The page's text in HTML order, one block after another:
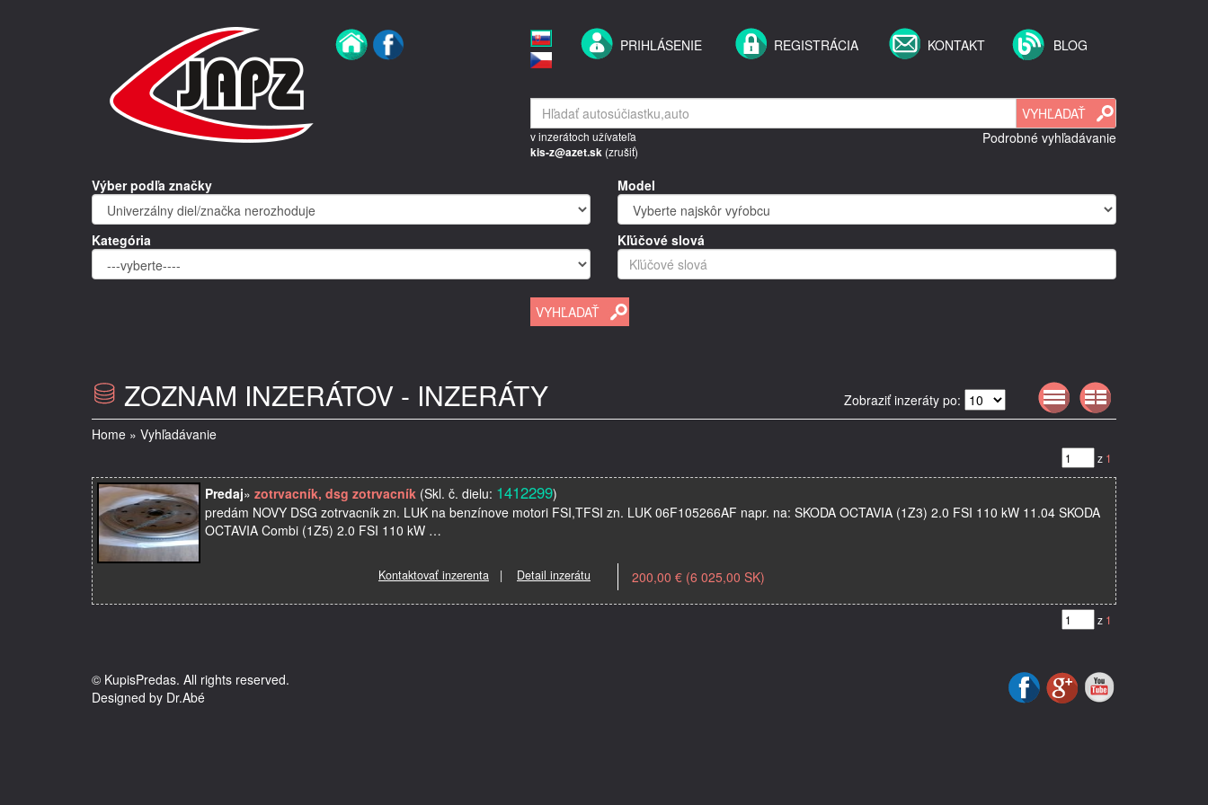
PRIHLÁSENIE REGISTRÁCIA KONTAKT BLOG
v inzerátoch užívateľa
kis-z@azet.sk (zrušiť)
Podrobné vyhľadávanie
Výber podľa značky
Kategória
Model
Kľúčové slová
ZOZNAM INZERÁTOV - INZERÁTY
Zobraziť inzeráty po:
Home » Vyhľadávanie
z 1
Predaj» zotrvacník, dsg zotrvacník (Skl. č. dielu: 1412299)
predám NOVY DSG zotrvacník zn. LUK na benzínove motori FSI,TFSI zn. LUK 06F105266AF napr. na: SKODA OCTAVIA (1Z3) 2.0 FSI 110 kW 11.04 SKODA
OCTAVIA Combi (1Z5) 2.0 FSI 110 kW …
Kontaktovať inzerenta | Detail inzerátu 200,00 € (6 025,00 SK)
z 1
© KupisPredas. All rights reserved.
Designed by Dr.Abé